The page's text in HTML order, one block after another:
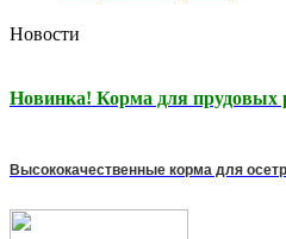
Новости
Новинка! Корма для
Высококачественные корма для